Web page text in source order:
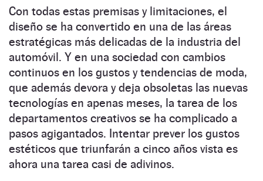
Con todas estas premisas y limitaciones, el
diseño se ha convertido en una de las áreas
estratégicas más delicadas de la industria del
automóvil. Y en una sociedad con cambios
continuos en los gustos y tendencias de moda,
que además devora y deja obsoletas las nuevas
tecnologías en apenas meses, la tarea de los
departamentos creativos se ha complicado a
pasos agigantados. Intentar prever los gustos
estéticos que triunfarán a cinco años vista es
ahora una tarea casi de adivinos.